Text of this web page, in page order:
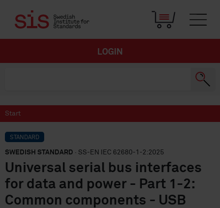
LOGIN
Start
STANDARD
SWEDISH STANDARD · SS-EN IEC 62680-1-2:2025
Universal serial bus interfaces
for data and power - Part 1-2:
Common components - USB